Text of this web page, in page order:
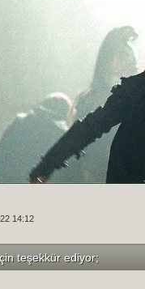
14:12
teşekkür ediyor;